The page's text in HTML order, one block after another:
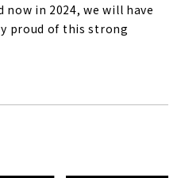
now in 2024, we will have
proud of this strong